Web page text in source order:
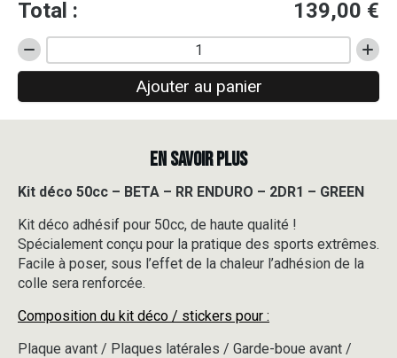
Total : 139,00 €
quantité
de
déco
50cc
RR
-
2DR1
-
GREEN
Ajouter au panier
EN SAVOIR PLUS
Kit déco 50cc – BETA – RR ENDURO – 2DR1 – GREEN
Kit déco adhésif pour 50cc, de haute qualité !
Spécialement conçu pour la pratique des sports extrêmes.
Facile à poser, sous l’effet de la chaleur l’adhésion de la
colle sera renforcée.
Composition du kit déco / stickers pour :
Plaque avant / Plaques latérales / Garde-boue avant /